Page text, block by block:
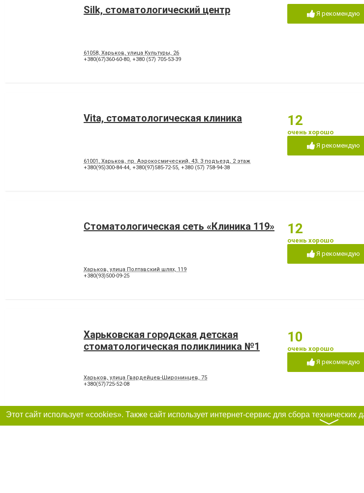
Silk, стоматологический центр
61058, Харьков, улица Культуры, 26
+380(67)360-60-80, +380 (57) 705-53-39
Я рекомендую
Vita, стоматологическая клиника
61001, Харьков, пр. Аэрокосмический, 43, 3 подъезд, 2 этаж
+380(95)300-84-44, +380(97)585-72-55, +380 (57) 758-94-38
12
очень хорошо
Я рекомендую
Стоматологическая сеть «Клиника 119»
Харьков, улица Полтавский шлях, 119
+380(93)500-09-25
12
очень хорошо
Я рекомендую
Харьковская городская детская
стоматологическая поликлиника №1
Харьков, улица Гвардейцев-Широнинцев, 75
+380(57)725-52-08
10
очень хорошо
Я рекомендую
〉